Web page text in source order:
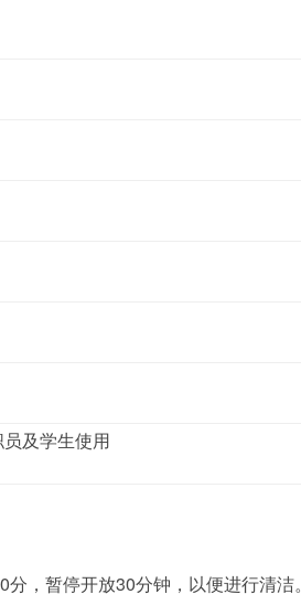
及学生使用
暂停开放30分钟，以便进行清洁。